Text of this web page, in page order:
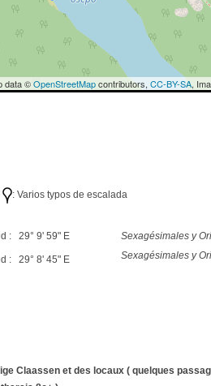
data ©OpenStreetMapcontributors, CC-BY-SA,
: Varios typos de escalada
: 29° 9' 59" E
Sexagésimales y
: 29° 8' 45" E Sexagésimales y
Claassen et des locaux ( quelques